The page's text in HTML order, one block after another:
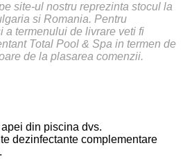
site-ul nostru reprezinta stocul la
si Romania. Pentru
a termenului de livrare veti fi
Total Pool & Spa in termen de
de la plasarea comenzii.
din piscina dvs.
dezinfectante complementare